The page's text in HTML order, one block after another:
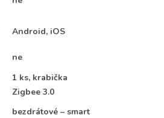
Android, iOS
ne
1 ks, krabička
Zigbee 3.0
bezdrátové – smart